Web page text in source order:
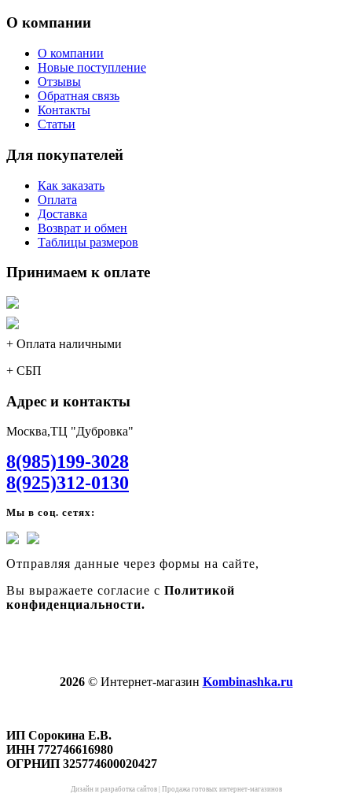
О компании
О компании
Новые поступление
Отзывы
Обратная связь
Контакты
Статьи
Для покупателей
Как заказать
Оплата
Доставка
Возврат и обмен
Таблицы размеров
Принимаем к оплате
+ Оплата наличными
+ СБП
Адрес и контакты
Москва,ТЦ "Дубровка"
8(985)199-3028
8(925)312-0130
Мы в соц. сетях:
Отправляя данные через формы на сайте,
Вы выражаете согласие с Политикой
конфиденциальности.
2026© Интернет-магазин Kombinashka.ru
ИП Сорокина Е.В.
ИНН 772746616980
ОГРНИП 325774600020427
Дизайн и разработка сайтов| Продажа готовых интернет-магазинов